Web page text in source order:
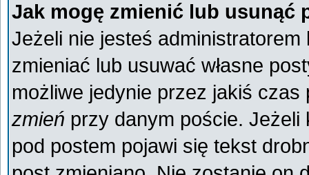
Jak mogę zmienić lub usunąć
Jeżeli nie jesteś
zmieniać lub usuwać własne
możliwe jedynie przez jakiś
zmień przy danym poście. Jeżeli
pod postem pojawi się tekst